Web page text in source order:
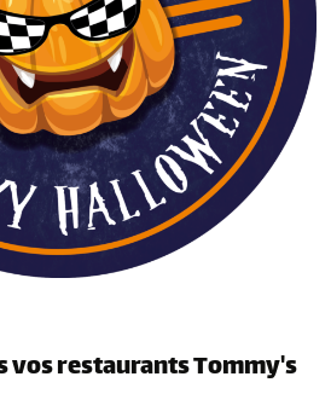
vos restaurants Tommy's